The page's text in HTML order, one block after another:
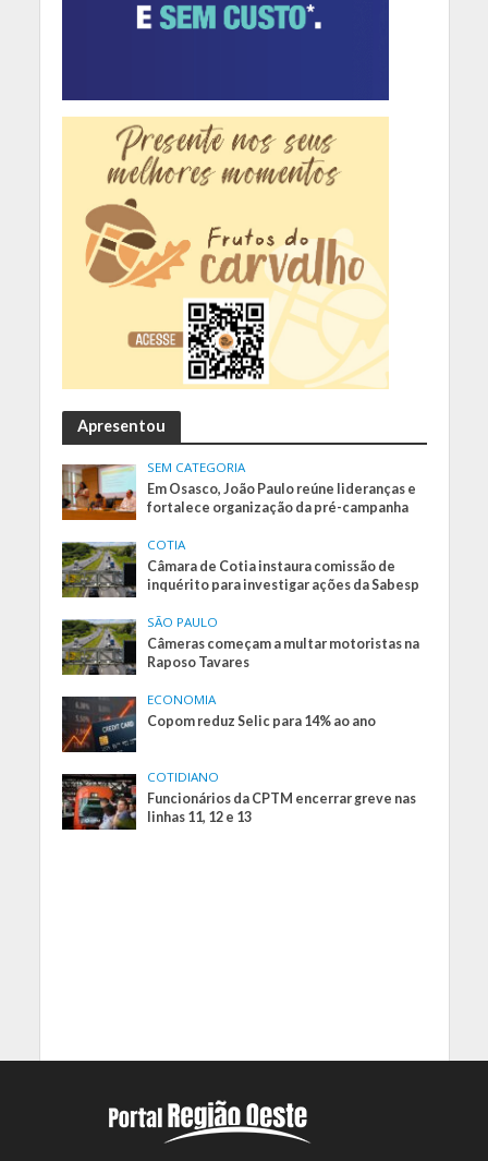
Apresentou
SEM CATEGORIA
Em Osasco, João Paulo reúne lideranças e
fortalece organização da pré-campanha
COTIA
Câmara de Cotia instaura comissão de
inquérito para investigar ações da Sabesp
SÃO PAULO
Câmeras começam a multar motoristas na
Raposo Tavares
ECONOMIA
Copom reduz Selic para 14% ao ano
COTIDIANO
Funcionários da CPTM encerrar greve nas
linhas 11, 12 e 13